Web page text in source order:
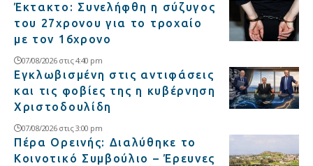
Έκτακτο: Συνελήφθη η σύζυγος
του 27χρονου για το τροχαίο
με τον 16χρονο
07/08/2026 στις 4:40 pm
Εγκλωβισμένη στις αντιφάσεις
και τις φοβίες της η κυβέρνηση
Χριστοδουλίδη
07/08/2026 στις 3:00 pm
Πέρα Ορεινής: Διαλύθηκε το
Κοινοτικό Συμβούλιο – Έρευνες